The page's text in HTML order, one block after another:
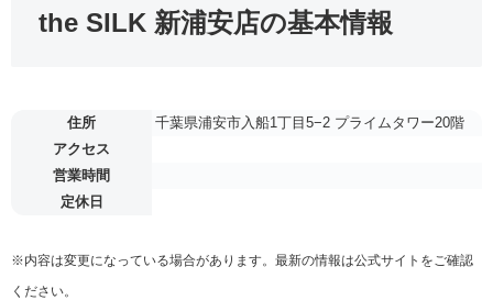
the SILK 新浦安店の基本情報
住所
千葉県浦安市入船1丁目5−2 プライムタワー20階
アクセス
営業時間
定休日
※内容は変更になっている場合があります。最新の情報は公式サイトをご確認
ください。